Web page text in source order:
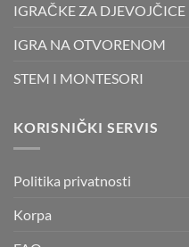
IGRAČKE ZA DJEVOJČICE
IGRA NA OTVORENOM
STEM I MONTESORI
KORISNIČKI SERVIS
Politika privatnosti
Korpa